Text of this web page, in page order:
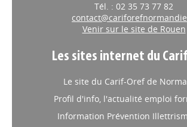
Tél. : 02 35 73 77 82
Venir sur le site de Rouen
Les sites internet du
Le site du Carif-Oref de
Profil d'info, l'actualité emploi
Information Prévention